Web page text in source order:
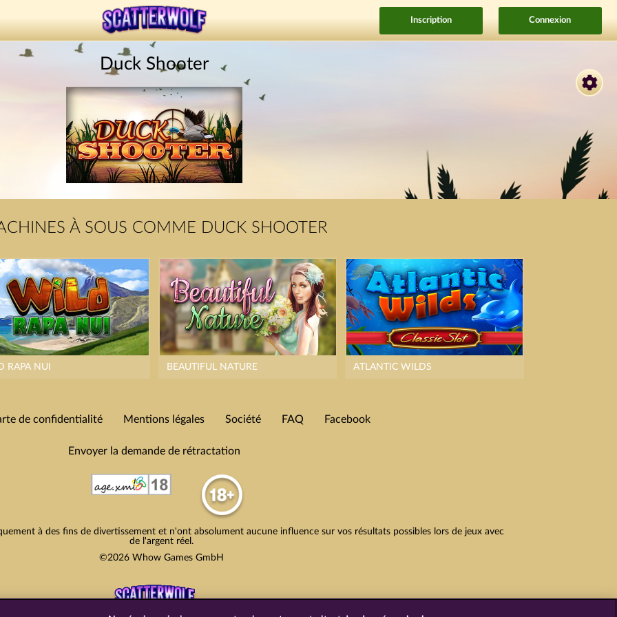
Inscription Connexion
Duck Shooter
À SOUS COMME DUCK SHOOTER
RAPA NUI BEAUTIFUL NATURE ATLANTIC WILDS
de confidentialité Mentions légales Société FAQ Facebook
Envoyer la demande de rétractation
à des fins de divertissement et n'ont absolument aucune influence sur vos résultats possibles lors de jeux avec
de l'argent réel.
©2026 Whow Games GmbH